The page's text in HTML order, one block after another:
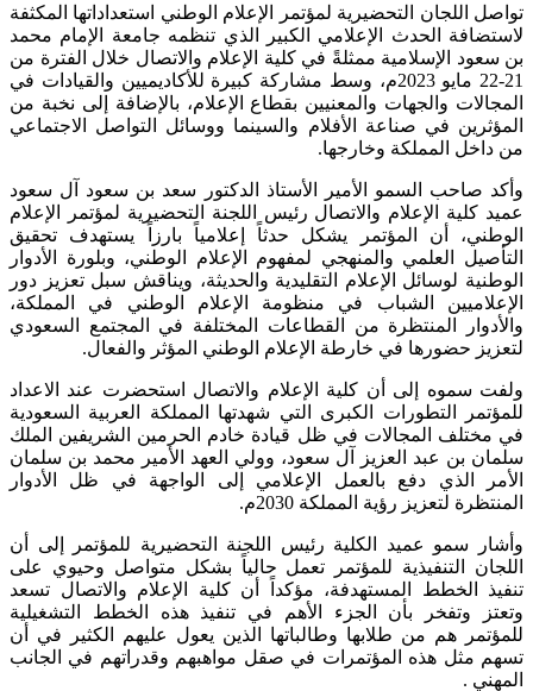
تواصل اللجان التحضيرية لمؤتمر الإعلام الوطني استعداداتها المكثفة
لاستضافة الحدث الإعلامي الكبير الذي تنظمه جامعة الإمام محمد
بن سعود الإسلامية ممثلةً في كلية الإعلام والاتصال خلال الفترة من
21-22 مايو 2023م، وسط مشاركة كبيرة للأكاديميين والقيادات في
المجالات والجهات والمعنيين بقطاع الإعلام، بالإضافة إلى نخبة من
المؤثرين في صناعة الأفلام والسينما ووسائل التواصل الاجتماعي
من داخل المملكة وخارجها.
وأكد صاحب السمو الأمير الأستاذ الدكتور سعد بن سعود آل سعود
عميد كلية الإعلام والاتصال رئيس اللجنة التحضيرية لمؤتمر الإعلام
الوطني، أن المؤتمر يشكل حدثاً إعلامياً بارزاً يستهدف تحقيق
التأصيل العلمي والمنهجي لمفهوم الإعلام الوطني، وبلورة الأدوار
الوطنية لوسائل الإعلام التقليدية والحديثة، ويناقش سبل تعزيز دور
الإعلاميين الشباب في منظومة الإعلام الوطني في المملكة،
والأدوار المنتظرة من القطاعات المختلفة في المجتمع السعودي
لتعزيز حضورها في خارطة الإعلام الوطني المؤثر والفعال.
ولفت سموه إلى أن كلية الإعلام والاتصال استحضرت عند الاعداد
للمؤتمر التطورات الكبرى التي شهدتها المملكة العربية السعودية
في مختلف المجالات في ظل قيادة خادم الحرمين الشريفين الملك
سلمان بن عبد العزيز آل سعود، وولي العهد الأمير محمد بن سلمان
الأمر الذي دفع بالعمل الإعلامي إلى الواجهة في ظل الأدوار
المنتظرة لتعزيز رؤية المملكة 2030م.
وأشار سمو عميد الكلية رئيس اللجنة التحضيرية للمؤتمر إلى أن
اللجان التنفيذية للمؤتمر تعمل حالياً بشكل متواصل وحيوي على
تنفيذ الخطط المستهدفة، مؤكداً أن كلية الإعلام والاتصال تسعد
وتعتز وتفخر بأن الجزء الأهم في تنفيذ هذه الخطط التشغيلية
للمؤتمر هم من طلابها وطالباتها الذين يعول عليهم الكثير في أن
تسهم مثل هذه المؤتمرات في صقل مواهبهم وقدراتهم في الجانب
المهني .